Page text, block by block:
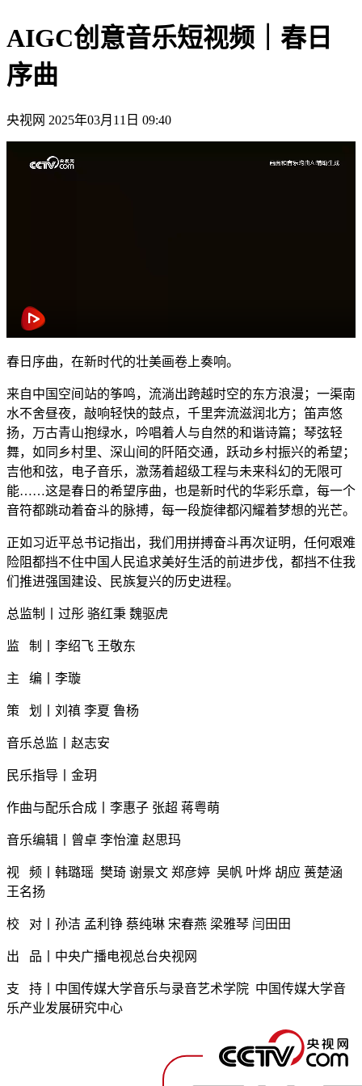
AIGC创意音乐短视频｜春日
序曲
央视网 2025年03月11日 09:40
春日序曲，在新时代的壮美画卷上奏响。
来自中国空间站的筝鸣，流淌出跨越时空的东方浪漫；一渠南
水不舍昼夜，敲响轻快的鼓点，千里奔流滋润北方；笛声悠
扬，万古青山抱绿水，吟唱着人与自然的和谐诗篇；琴弦轻
舞，如同乡村里、深山间的阡陌交通，跃动乡村振兴的希望；
吉他和弦，电子音乐，激荡着超级工程与未来科幻的无限可
能……这是春日的希望序曲，也是新时代的华彩乐章，每一个
音符都跳动着奋斗的脉搏，每一段旋律都闪耀着梦想的光芒。
正如习近平总书记指出，我们用拼搏奋斗再次证明，任何艰难
险阻都挡不住中国人民追求美好生活的前进步伐，都挡不住我
们推进强国建设、民族复兴的历史进程。
总监制丨过彤 骆红秉 魏驱虎
监 制丨李绍飞 王敬东
主 编丨李璇
策 划丨刘禛 李夏 鲁杨
音乐总监丨赵志安
民乐指导丨金玥
作曲与配乐合成丨李惠子 张超 蒋粤萌
音乐编辑丨曾卓 李怡潼 赵思玛
视 频丨韩璐瑶 樊琦 谢景文 郑彦婷 吴帆 叶烨 胡应 蒉楚涵
王名扬
校 对丨孙洁 孟利铮 蔡纯琳 宋春燕 梁雅琴 闫田田
出 品丨中央广播电视总台央视网
支 持丨中国传媒大学音乐与录音艺术学院 中国传媒大学音
乐产业发展研究中心